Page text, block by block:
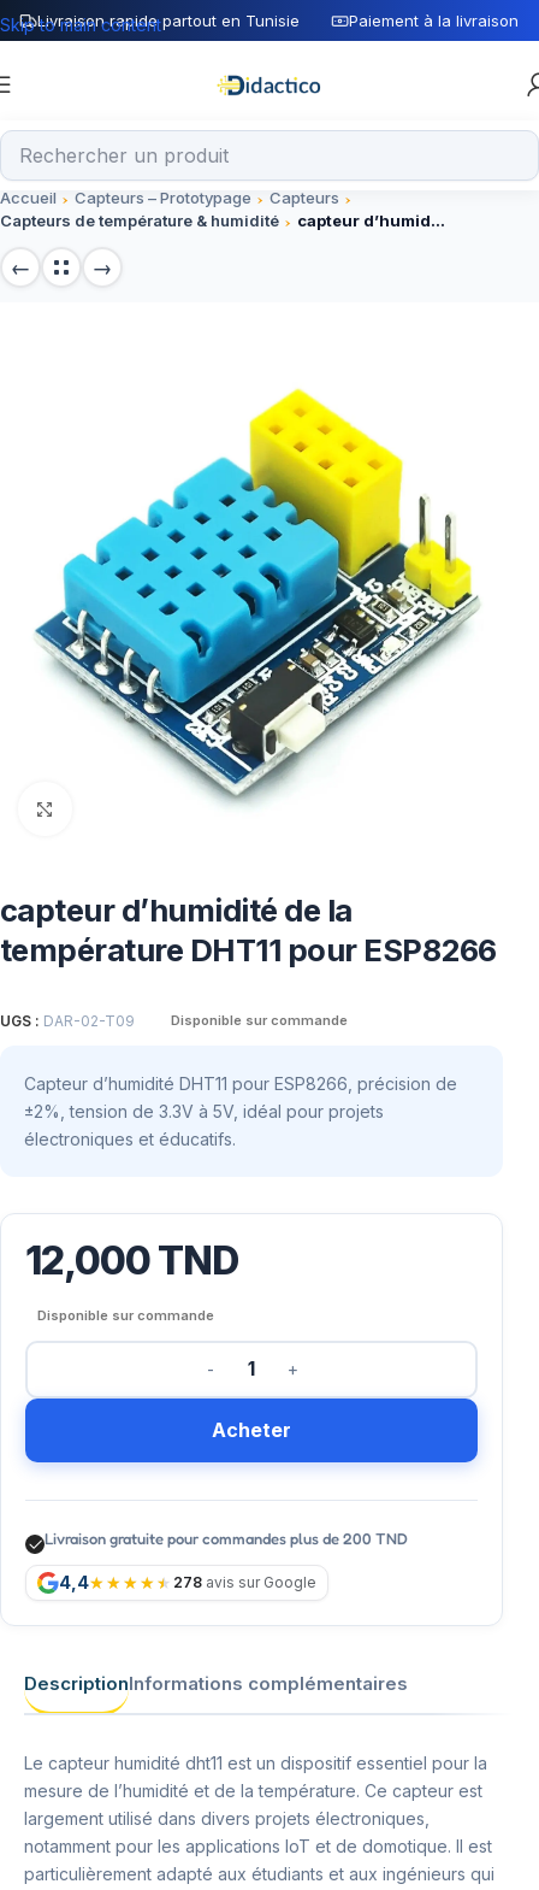
Livraison rapide partout en Tunisie Paiement à la livraison
Skip to main content
Accueil Capteurs – Prototypage
Capteurs
Capteurs de température & humidité
capteur d’humidité de la température DHT11 pour ESP8266
capteur d’humidité de la
température DHT11 pour ESP8266
UGS : DAR-02-T09 Disponible sur commande
Capteur d’humidité DHT11 pour ESP8266, précision de
±2%, tension de 3.3V à 5V, idéal pour projets
électroniques et éducatifs.
12,000TND
Disponible sur commande
Acheter
Livraison gratuite pour commandes plus de 200 TND
4,4 278 avis sur Google
DescriptionInformations complémentaires
Le capteur humidité dht11 est un dispositif essentiel pour la
mesure de l’humidité et de la température. Ce capteur est
largement utilisé dans divers projets électroniques,
notamment pour les applications IoT et de domotique. Il est
particulièrement adapté aux étudiants et aux ingénieurs qui